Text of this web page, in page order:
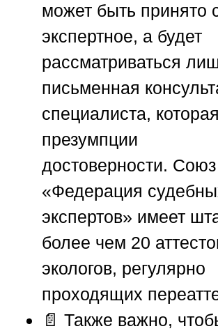
может быть принято
экспертное, а будет
рассматриваться
письменная
специалиста,
презумпции
достоверности. Союз
«Федерация
экспертов» имеет
более чем 20
экологов, регулярно
проходящих
📄 Также важно,